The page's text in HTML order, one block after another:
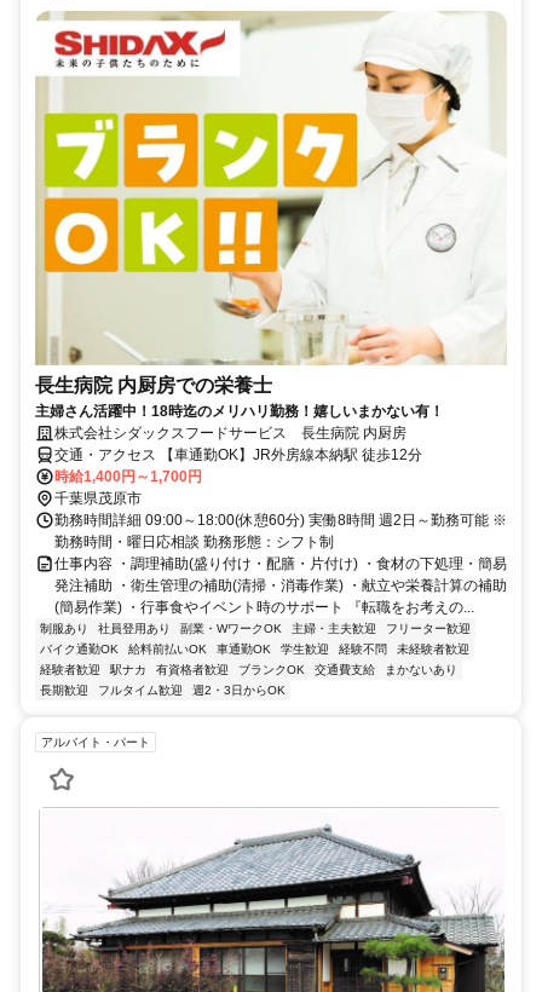
長生病院 内厨房での栄養士
主婦さん活躍中！18時迄のメリハリ勤務！嬉しいまかない有！
株式会社シダックスフードサービス 長生病院 内厨房
交通・アクセス 【車通勤OK】JR外房線本納駅 徒歩12分
時給1,400円～1,700円
千葉県茂原市
勤務時間詳細 09:00～18:00(休憩60分) 実働8時間 週2日～勤務可能 ※
勤務時間・曜日応相談 勤務形態：シフト制
仕事内容 ・調理補助(盛り付け・配膳・片付け) ・食材の下処理・簡易
発注補助 ・衛生管理の補助(清掃・消毒作業) ・献立や栄養計算の補助
(簡易作業) ・行事食やイベント時のサポート 『転職をお考えの...
制服あり 社員登用あり 副業・WワークOK 主婦・主夫歓迎
フリーター歓迎
バイク通勤OK
給料前払いOK 車通勤OK 学生歓迎 経験不問
未経験者歓迎
経験者歓迎
駅ナカ 有資格者歓迎 ブランクOK 交通費支給
まかないあり
長期歓迎
フルタイム歓迎 週2・3日からOK
アルバイト・パート